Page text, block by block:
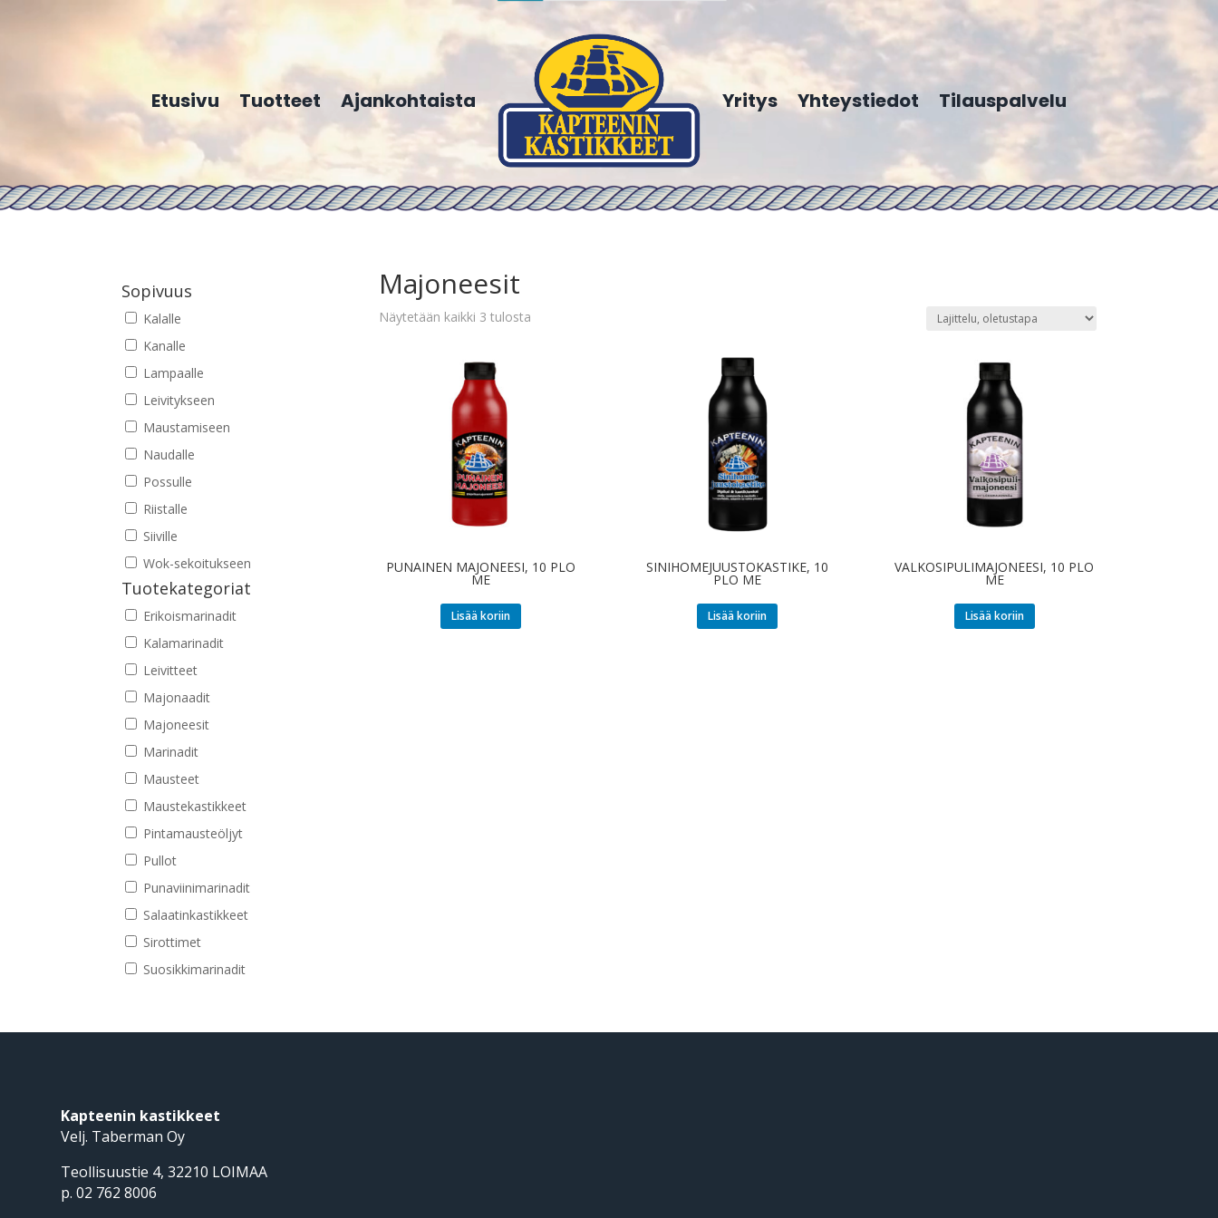
Etusivu Tuotteet Ajankohtaista Yritys Yhteystiedot Tilauspalvelu
Majoneesit
Näytetään kaikki 3 tulosta
PUNAINEN MAJONEESI, 10 PLO
ME
Lisää koriin
SINIHOMEJUUSTOKASTIKE, 10
PLO ME
Lisää koriin
VALKOSIPULIMAJONEESI, 10 PLO
ME
Lisää koriin
Sopivuus
Kalalle
Kanalle
Lampaalle
Leivitykseen
Maustamiseen
Naudalle
Possulle
Riistalle
Siiville
Wok-sekoitukseen
Tuotekategoriat
Erikoismarinadit
Kalamarinadit
Leivitteet
Majonaadit
Majoneesit
Marinadit
Mausteet
Maustekastikkeet
Pintamausteöljyt
Pullot
Punaviinimarinadit
Salaatinkastikkeet
Sirottimet
Suosikkimarinadit
Kapteenin kastikkeet
Velj. Taberman Oy
Teollisuustie 4, 32210 LOIMAA
p. 02 762 8006